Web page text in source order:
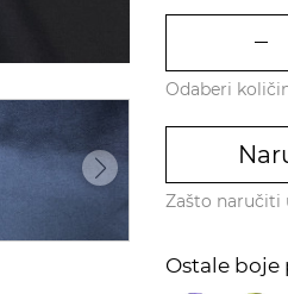
Odaberi
Zašto naručiti
Ostale boje